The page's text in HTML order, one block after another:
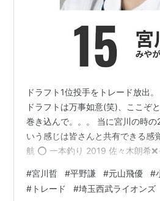
ドラフト1位投手をトレード放出
ドラフトは万事如意(笑)、ここぞ
巻き込んで。。。 当に宮川の時
いう感じは皆さんと共有できる感
航 ⭕ 一本釣り 2019 佐々木朗希
本釣り 2023 武内 ◎ 三球団競合
patriotorca617.hatenadiary.jp
#宮川哲 #平野謙 #元山飛優 #
# トレード #埼玉西武ライオンズ